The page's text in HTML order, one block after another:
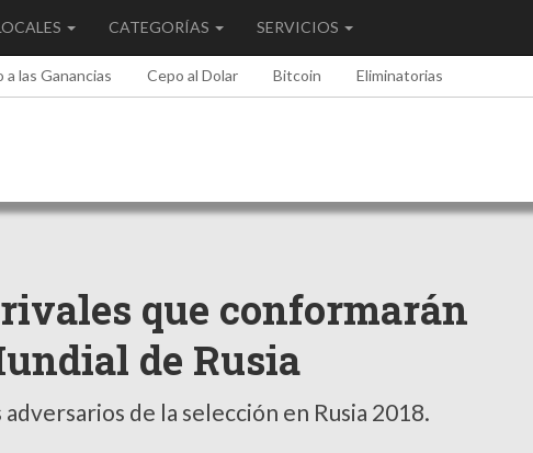
CATEGORÍAS SERVICIOS
las Ganancias Cepo al Dolar Bitcoin Eliminatorias
que conformarán
de Rusia
adversarios de la selección en Rusia 2018.